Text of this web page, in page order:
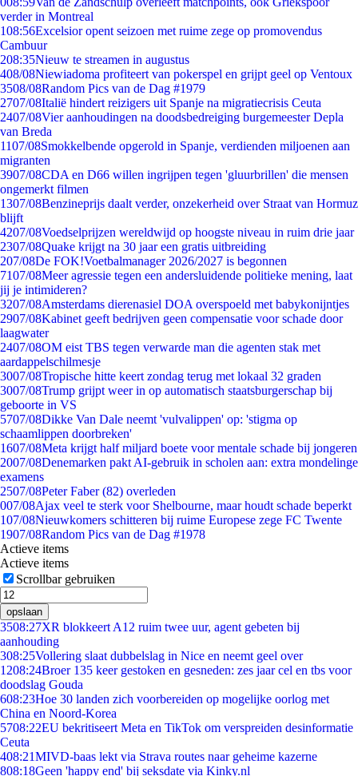
verder in Montreal
108:56Excelsior opent seizoen met ruime zege op promovendus
Cambuur
208:35Nieuw te streamen in augustus
408/08Niewiadoma profiteert van pokerspel en grijpt geel op Ventoux
3508/08Random Pics van de Dag #1979
2707/08Italië hindert reizigers uit Spanje na migratiecrisis Ceuta
2407/08Vier aanhoudingen na doodsbedreiging burgemeester Depla
van Breda
1107/08Smokkelbende opgerold in Spanje, verdienden miljoenen aan
migranten
3907/08CDA en D66 willen ingrijpen tegen 'gluurbrillen' die mensen
ongemerkt filmen
1307/08Benzineprijs daalt verder, onzekerheid over Straat van Hormuz
blijft
4207/08Voedselprijzen wereldwijd op hoogste niveau in ruim drie jaar
2307/08Quake krijgt na 30 jaar een gratis uitbreiding
207/08De FOK!Voetbalmanager 2026/2027 is begonnen
7107/08Meer agressie tegen een andersluidende politieke mening, laat
jij je intimideren?
3207/08Amsterdams dierenasiel DOA overspoeld met babykonijntjes
2907/08Kabinet geeft bedrijven geen compensatie voor schade door
laagwater
2407/08OM eist TBS tegen verwarde man die agenten stak met
aardappelschilmesje
3007/08Tropische hitte keert zondag terug met lokaal 32 graden
3007/08Trump grijpt weer in op automatisch staatsburgerschap bij
geboorte in VS
5707/08Dikke Van Dale neemt 'vulvalippen' op: 'stigma op
schaamlippen doorbreken'
1607/08Meta krijgt half miljard boete voor mentale schade bij jongeren
2007/08Denemarken pakt AI-gebruik in scholen aan: extra mondelinge
examens
2507/08Peter Faber (82) overleden
007/08Ajax veel te sterk voor Shelbourne, maar houdt schade beperkt
107/08Nieuwkomers schitteren bij ruime Europese zege FC Twente
1907/08Random Pics van de Dag #1978
Actieve items
Actieve items
Scrollbar gebruiken
opslaan
3508:27XR blokkeert A12 ruim twee uur, agent gebeten bij
aanhouding
308:25Vollering slaat dubbelslag in Nice en neemt geel over
1208:24Broer 135 keer gestoken en gesneden: zes jaar cel en tbs voor
doodslag Gouda
608:23Hoe 30 landen zich voorbereiden op mogelijke oorlog met
China en Noord-Korea
5708:22EU bekritiseert Meta en TikTok om verspreiden desinformatie
Ceuta
408:21MIVD-baas lekt via Strava routes naar geheime kazerne
808:18Geen 'happy end' bij seksdate via Kinky.nl